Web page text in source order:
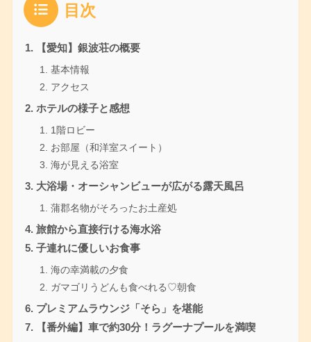
目次
【愛知】銀波荘の概要
基本情報
アクセス
ホテルの様子と感想
1階ロビー
お部屋（和洋室スイート）
海が見える浴室
大浴場・オーシャンビューが広がる露天風呂
蒲郡名物がそろったお土産処
旅館から直接行ける海水浴
子連れに優しいお食事
海の幸満載の夕食
ガマゴリうどんも食べれる♡朝食
プレミアムラウンジ「そら」を堪能
【番外編】車で約30分！ラグーナプールを満喫